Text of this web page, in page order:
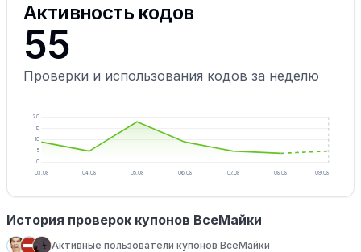
Активность кодов
55
Проверки и использования кодов за неделю
0
5
10
15
20
03.08 04.08 05.08 06.08 07.08 08.08 09.08
История проверок купонов ВсеМайки
Активные пользователи купонов ВсеМайки